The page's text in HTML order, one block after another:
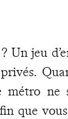
Un jeu
ne
que